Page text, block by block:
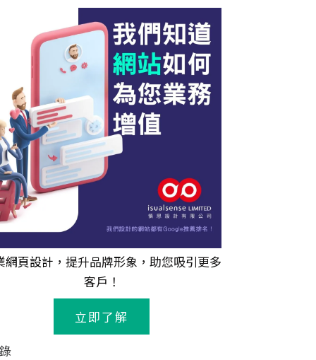
網頁設計 ，提升品牌形象，助您吸引更多
客戶！
立即了解